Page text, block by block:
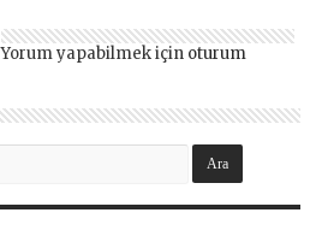
Yorum yapabilmek için oturum